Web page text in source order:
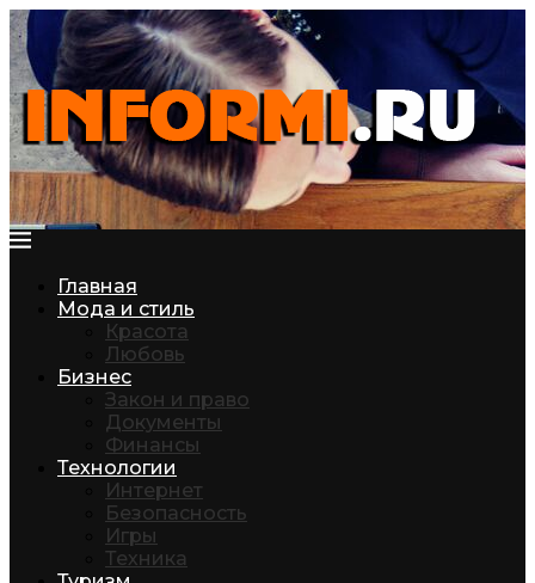
Главная
Мода и стиль
Красота
Любовь
Бизнес
Закон и право
Документы
Финансы
Технологии
Интернет
Безопасность
Игры
Техника